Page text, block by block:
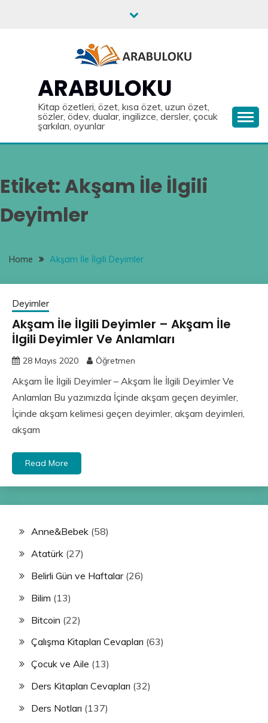
ARABULOKU
Kitap özetleri, özet, kısa özet, uzun özet,
sözler, ödev, dualar, ingilizce, dersler, çocuk
şarkıları, oyunlar
Etiket:Akşam İle İlgili
Deyimler
Home Akşam İle İlgili Deyimler
Deyimler
Akşam İle İlgili Deyimler – Akşam İle
İlgili Deyimler Ve Anlamları
28 Mayıs 2020 Öğretmen
Akşam İle İlgili Deyimler – Akşam İle İlgili Deyimler Ve
Anlamları Bu yazımızda İçinde akşam geçen deyimler,
İçinde akşam kelimesi geçen deyimler, akşam deyimleri,
akşam
Read More
Anne&Bebek (58)
Atatürk (27)
Belirli Gün ve Haftalar(26)
Bilim (13)
Bitcoin (22)
Çalışma Kitapları Cevapları (63)
Çocuk ve Aile (13)
Ders Kitapları Cevapları (32)
Ders Notları (137)